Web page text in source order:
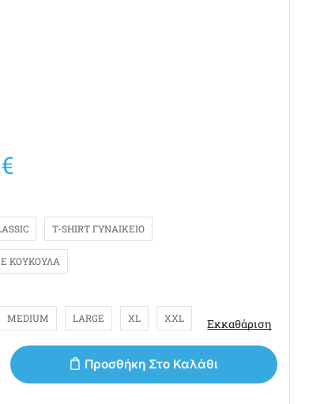
€
T-SHIRT ΓΥΝΑΙΚΕΊΟ
ΚΟΥΚΟΎΛΑ
MEDIUM LARGE XL XXL Εκκαθάριση
Προσθήκη Στο Καλάθι